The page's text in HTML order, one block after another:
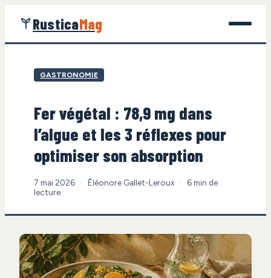
RusticaMag
Jardinage
Maison
Écologie
GASTRONOMIE
Fer végétal : 78,9 mg dans
l’algue et les 3 réflexes pour
optimiser son absorption
7 mai 2026 · Éléonore Gallet-Leroux ·
6 min de
lecture